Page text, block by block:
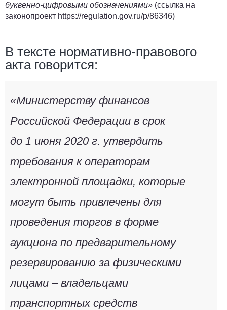
буквенно-цифровыми обозначениями» (ссылка на
законопроект https://regulation.gov.ru/p/86346)
В тексте нормативно-правового
акта говорится:
«Министерству финансов
Российской Федерации в срок
до 1 июня 2020 г. утвердить
требования к операторам
электронной площадки, которые
могут быть привлечены для
проведения торгов в форме
аукциона по предварительному
резервированию за физическими
лицами – владельцами
транспортных средств